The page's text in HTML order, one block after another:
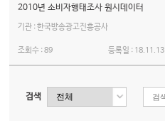
2010년 소비자행태조사 원시데이터
기관 : 한국방송광고진흥공사
조회수 :89 등록일 : 18.11.13
검색